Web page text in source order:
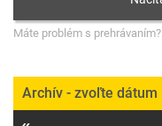
Máte problém s prehrávaním?
Archív - zvoľte dátum